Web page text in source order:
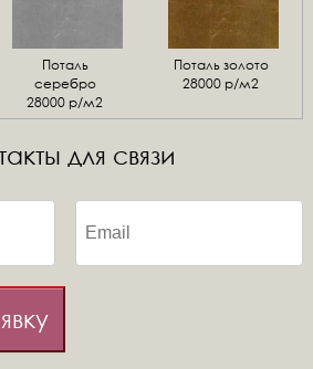
Поталь
серебро
28000 р/м2
Поталь золото
28000 р/м2
для связи